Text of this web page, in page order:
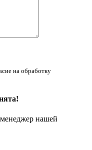
на обработку
нашей